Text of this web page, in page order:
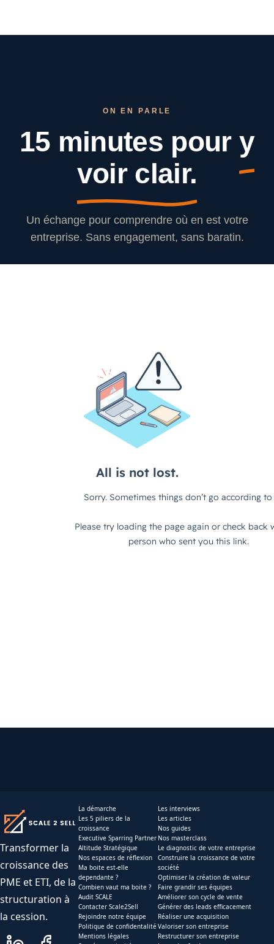
ON EN PARLE
15 minutes pour y
voir clair.
Un échange pour comprendre où en est votre
entreprise. Sans engagement, sans baratin.
Transformer la
croissance des
PME et ETI, de la
structuration à
la cession.
La démarche
Les 5 piliers de la
croissance
Executive Sparring Partner
Altitude Stratégique
Nos espaces de réflexion
Ma boite est-elle
dependante ?
Combien vaut ma boite ?
Audit SCALE
Contacter Scale2Sell
Rejoindre notre équipe
Politique de confidentalité
Mentions légales
Les interviews
Les articles
Nos guides
Nos masterclass
Le diagnostic de votre entreprise
Construire la croissance de votre
société
Optimiser la création de valeur
Faire grandir ses équipes
Améliorer son cycle de vente
Générer des leads efficacement
Réaliser une acquisition
Valoriser son entreprise
Restructurer son entreprise